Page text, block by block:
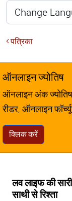
पत्रिका
ऑनलाइन ज्योतिष
ऑनलाइन अंक
रीडर, ऑनलाइन
क्लिक करें
लव लाइफ की
साथी से रिश्ता